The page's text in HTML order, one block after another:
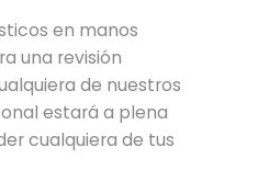
en manos
una revisión
de nuestros
estará a plena
cualquiera de tus